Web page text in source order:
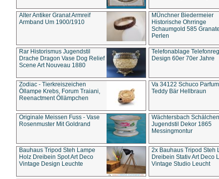
Alter Antiker Granat Armreif
Armband Um 1900/1910
MÜnchner Biedermeier
Historische Ohrringe
Schaumgold 585
Perlen
Rar Historismus Jugendstil
Drache Dragon Vase Dog Relief
Scene Art Nouveau 1880
Telefonablage
Design 60er 70er Jahre
Zodiac - Tierkreiszeichen
Öllampe Krebs, Forum Traiani,
Reenactment Öllämpchen
Va 34122 Schuco
Teddy Bär Hellbraun
Originale Meissen Fuss - Vase
Rosenmuster Mit Goldrand
Wächtersbach Schälchen
Jugendstil Dekor 1865
Messingmontur
Bauhaus Tripod Steh Lampe
Holz Dreibein Spot Art Deco
Vintage Design Leuchte
2x Bauhaus Tripod Steh
Dreibein Stativ Art Deco
Vintage Studio Leucht